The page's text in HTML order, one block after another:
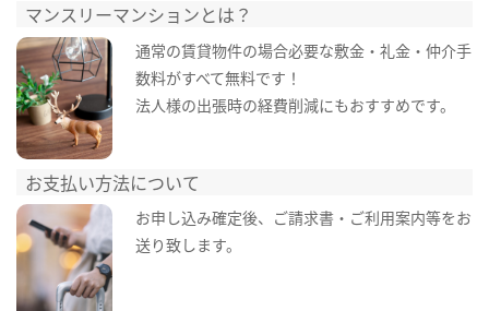
マンスリーマンションとは？
通常の賃貸物件の場合必要な敷金・礼金・仲介手
数料がすべて無料です！
法人様の出張時の経費削減にもおすすめです。
お支払い方法について
お申し込み確定後、ご請求書・ご利用案内等をお
送り致します。